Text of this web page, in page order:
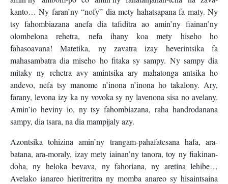
kanto… Ny faran’ny “nofy” dia mety hahatsapana fa maty. Ny
tsy fahombiazana anefa dia tafiditra ao amin’ny fiainan’ny
olombelona rehetra, nefa ihany koa mety hiseho ho
fahasoavana! Matetika, ny zavatra izay heverintsika fa
mahasambatra dia miseho ho fitaka sy sampy. Ny sampy dia
mitaky ny rehetra avy amintsika ary mahatonga antsika ho
andevo, nefa tsy manome n’inona n’inona ho takalony. Ary,
farany, levona izy ka ny vovoka sy ny lavenona sisa no avelany.
Amin’io heviny io, ny tsy fahombiazana, raha handrodanana
sampy, dia tsara, na dia mampijaly azy.
Azontsika tohizina amin’ny trangam-pahafatesana hafa, ara-
batana, ara-moraly, izay mety iainan’ny tanora, toy ny fiakinan-
doha, ny heloka bevava, ny fahoriana, ny aretina lehibe…
Avelako ianareo hieritreritra ny momba anareo sy hisaintsaina